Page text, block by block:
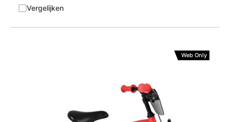
Vergelijken
Web Only